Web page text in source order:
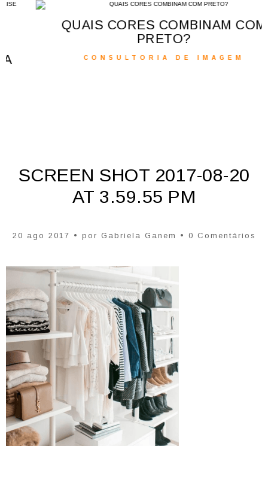
QUAIS CORES COMBINAM COM
PRETO?
CONSULTORIA DE IMAGEM
SCREEN SHOT 2017-08-20
AT 3.59.55 PM
20 ago 2017 • por Gabriela Ganem • 0 Comentários